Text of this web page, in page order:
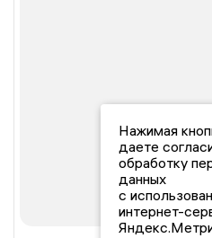
Нажимая
даете
обработку
данных
с
интернет-